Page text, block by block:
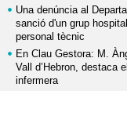
Una denúncia al
sanció d'un grup
personal tècnic
En Clau Gestora: M.
Vall d’Hebron, destaca
infermera